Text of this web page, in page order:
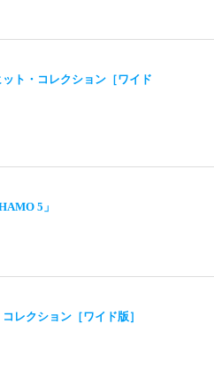
ト・コレクション［ワイド
5」
レクション［ワイド版］